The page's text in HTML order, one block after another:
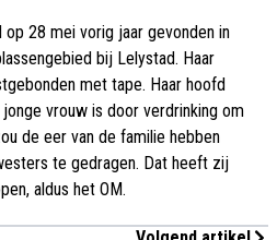
op 28 mei vorig jaar gevonden in
bij Lelystad. Haar
met tape. Haar hoofd
vrouw is door verdrinking om
de eer van de familie hebben
te gedragen. Dat heeft zij
aldus het OM.